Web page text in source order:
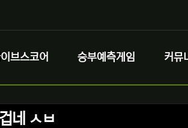
브스코어 승부예측게임 커뮤
네 ㅅㅂ